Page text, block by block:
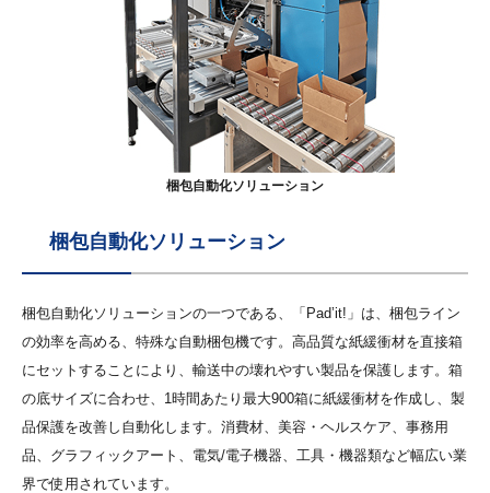
梱包自動化ソリューション
梱包自動化ソリューション
梱包自動化ソリューションの一つである、「Pad’it!」は、梱包ライン
の効率を高める、特殊な自動梱包機です。高品質な紙緩衝材を直接箱
にセットすることにより、輸送中の壊れやすい製品を保護します。箱
の底サイズに合わせ、1時間あたり最大900箱に紙緩衝材を作成し、製
品保護を改善し自動化します。消費材、美容・ヘルスケア、事務用
品、グラフィックアート、電気/電子機器、工具・機器類など幅広い業
界で使用されています。